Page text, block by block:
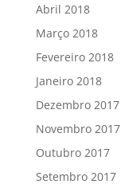
Abril 2018
Março 2018
Fevereiro 2018
Janeiro 2018
Dezembro 2017
Novembro 2017
Outubro 2017
Setembro 2017